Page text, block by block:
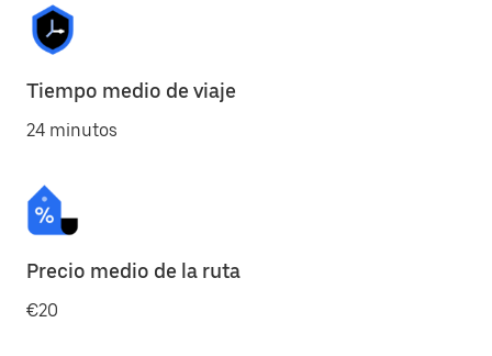
Tiempo medio de viaje
24 minutos
Precio medio de la ruta
€20